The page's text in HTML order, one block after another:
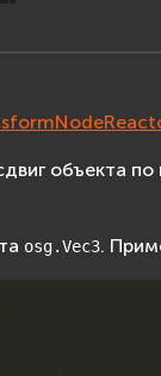
объекта
osg.Vec3.